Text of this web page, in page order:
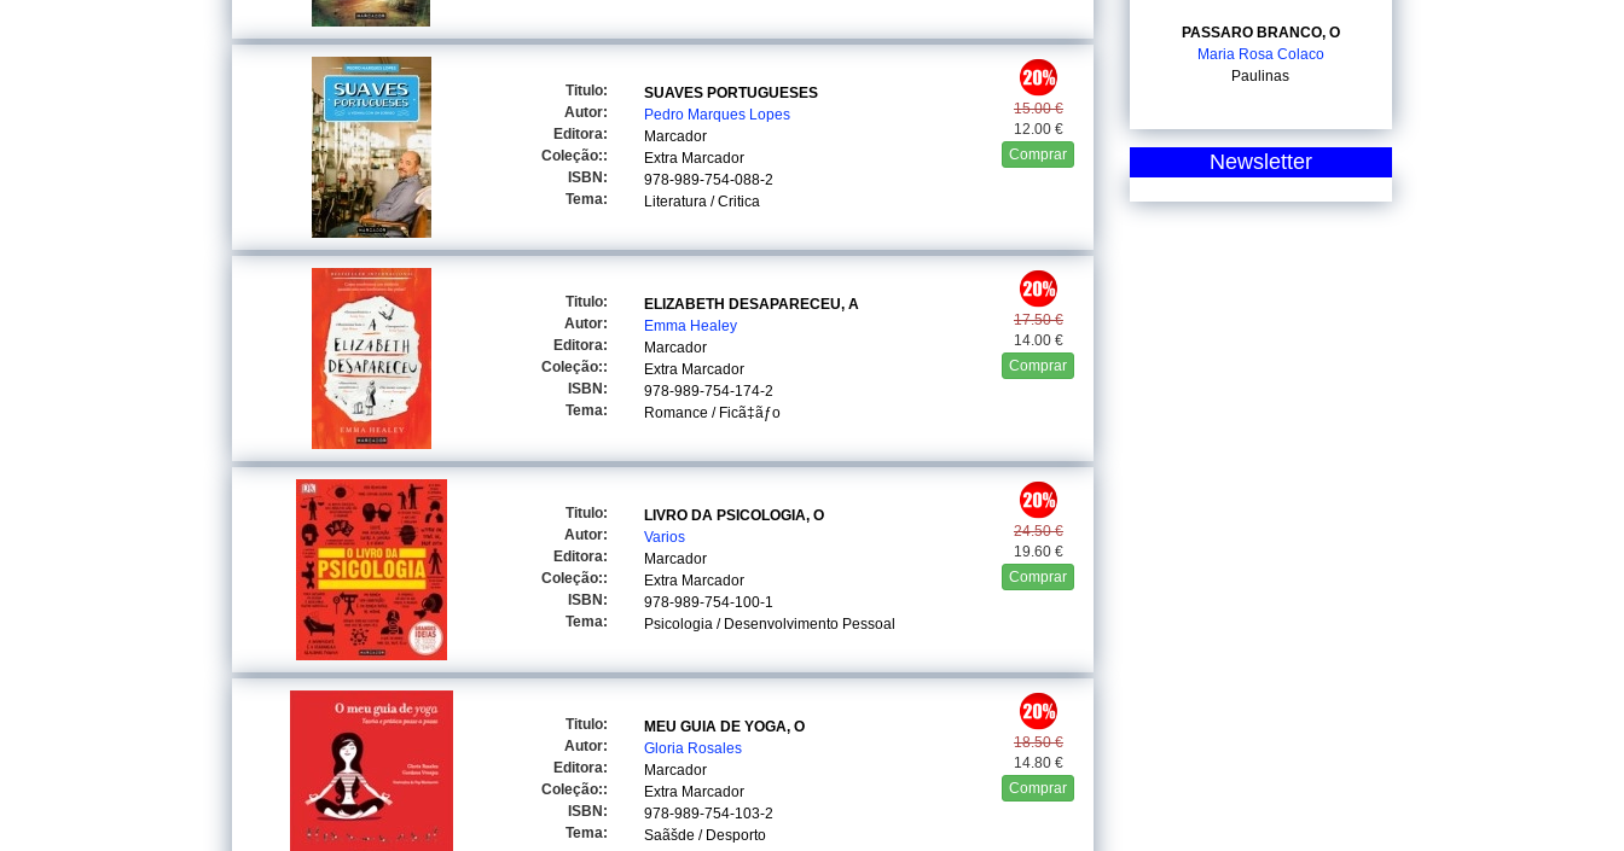
15.00 €
12.00 €
Comprar
Titulo:
SUAVES PORTUGUESES
Autor:
Pedro Marques Lopes
Editora:
Marcador
Coleção::
Extra Marcador
ISBN:
978-989-754-088-2
Tema:
Literatura / Critica
17.50 €
14.00 €
Comprar
Titulo:
ELIZABETH DESAPARECEU, A
Autor:
Emma Healey
Editora:
Marcador
Coleção::
Extra Marcador
ISBN:
978-989-754-174-2
Tema:
Romance / Ficã‡ãƒo
24.50 €
19.60 €
Comprar
Titulo:
LIVRO DA PSICOLOGIA, O
Autor:
Varios
Editora:
Marcador
Coleção::
Extra Marcador
ISBN:
978-989-754-100-1
Tema:
Psicologia / Desenvolvimento Pessoal
18.50 €
14.80 €
Comprar
Titulo:
MEU GUIA DE YOGA, O
Autor:
Gloria Rosales
Editora:
Marcador
Coleção::
Extra Marcador
ISBN:
978-989-754-103-2
Tema:
Saãšde / Desporto
PASSARO BRANCO, O
Maria Rosa Colaco
Paulinas
Newsletter